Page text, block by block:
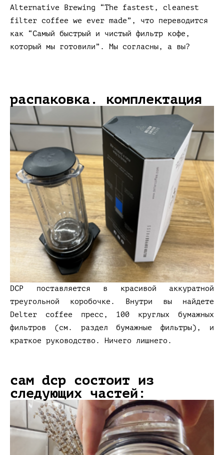
Alternative Brewing “The fastest, cleanest
filter coffee we ever made”, что переводится
как “Самый быстрый и чистый фильтр кофе,
который мы готовили”. Мы согласны, а вы?
распаковка. комплектация
DCP поставляется в красивой аккуратной
треугольной коробочке. Внутри вы найдете
Delter coffee пресс, 100 круглых бумажных
фильтров (см. раздел бумажные фильтры), и
краткое руководство. Ничего лишнего.
сам dcp состоит из
следующих частей: